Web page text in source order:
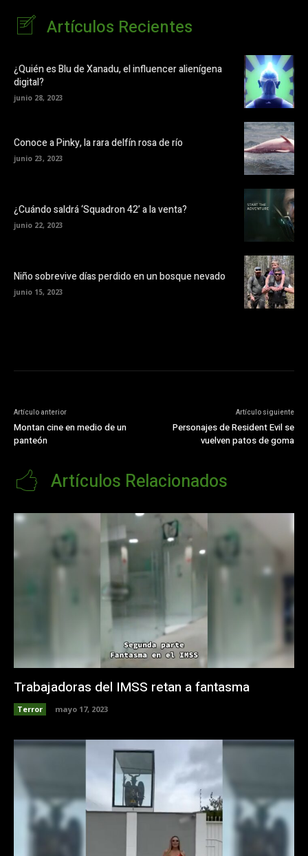
Artículos Recientes
¿Quién es Blu de Xanadu, el influencer alienígena
digital?
junio 28, 2023
Conoce a Pinky, la rara delfín rosa de río
junio 23, 2023
¿Cuándo saldrá ‘Squadron 42’ a la venta?
junio 22, 2023
Niño sobrevive días perdido en un bosque nevado
junio 15, 2023
Artículo anterior
Montan cine en medio de un
panteón
Artículo siguiente
Personajes de Resident Evil se
vuelven patos de goma
Artículos Relacionados
Trabajadoras del IMSS retan a fantasma
Terror mayo 17, 2023